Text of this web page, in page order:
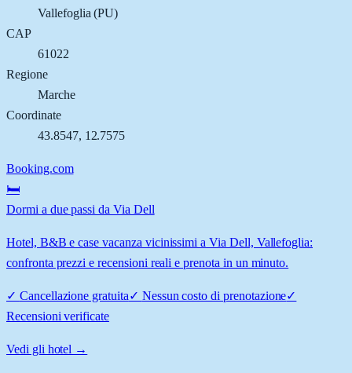
Vallefoglia (PU)
CAP
61022
Regione
Marche
Coordinate
43.8547, 12.7575
Booking.com
🛏️
Dormi a due passi da Via Dell
Hotel, B&B e case vacanza vicinissimi a Via Dell, Vallefoglia:
confronta prezzi e recensioni reali e prenota in un minuto.
✓ Cancellazione gratuita✓ Nessun costo di prenotazione✓
Recensioni verificate
Vedi gli hotel →